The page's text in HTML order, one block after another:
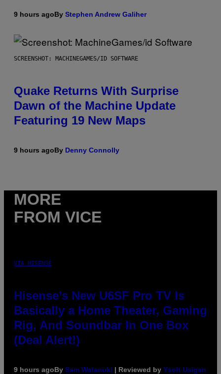
9 hours agoBy Stephen Andrew Galiher
SCREENSHOT: MACHINEGAMES/ID SOFTWARE
Quake Returns With Surprise
Dawn of the Machine Update
Featuring 19 New Maps
9 hours agoBy Denny Connolly
MORE
FROM VICE
VIA HISENSE
Hisense’s New U6SF Pro TV Is
Basically a Home Theater, Gaming
Rig, And Soundbar In One Box
(Deal Alert!)
9 hours agoBy Sam Watanuki | Reviewed by Ysolt Usigan